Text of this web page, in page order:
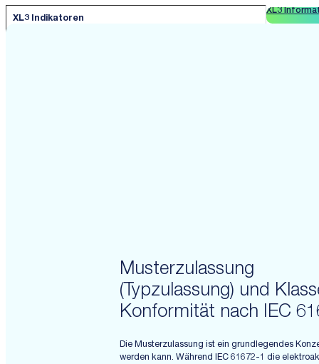
XL3 Indikatoren
XL3
Musterzulassung
(Typzulassung) und
Konformität nach IEC
Die Musterzulassung ist ein grundlegendes
werden kann. Während IEC 61672-1 die